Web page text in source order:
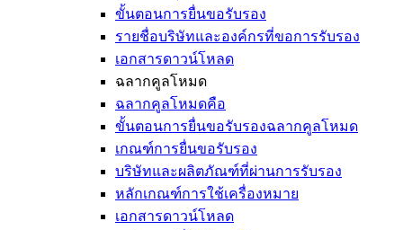
ขั้นตอนการยื่นขอรับรอง
รายชื่อบริษัทและองค์กรที่ขอการรับรอง
เอกสารดาวน์โหลด
ฉลากคูลโหมด
ฉลากคูลโหมดคือ
ขั้นตอนการยื่นขอรับรองฉลากคูลโหมด
เกณฑ์การยื่นขอรับรอง
บริษัทและผลิตภัณฑ์ที่ผ่านการรับรอง
หลักเกณฑ์การใช้เครื่องหมาย
เอกสารดาวน์โหลด